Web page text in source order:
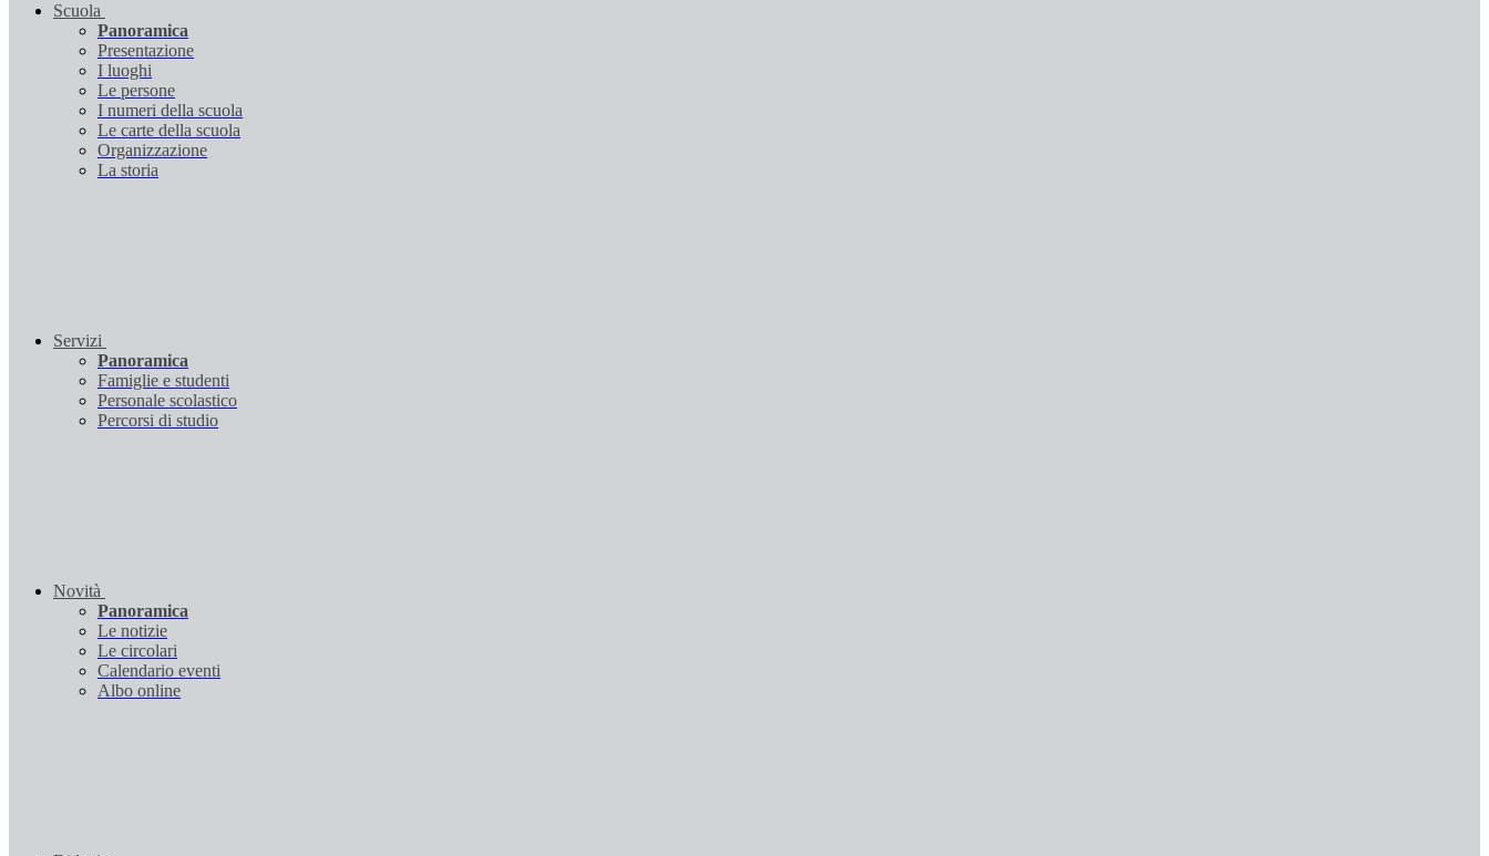
Scuola
Panoramica
Presentazione
I luoghi
Le persone
I numeri della scuola
Le carte della scuola
Organizzazione
La storia
Servizi
Panoramica
Famiglie e studenti
Personale scolastico
Percorsi di studio
Novità
Panoramica
Le notizie
Le circolari
Calendario eventi
Albo online